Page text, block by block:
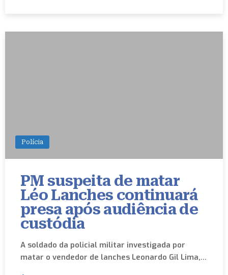
Polícia
PM suspeita de matar
Léo Lanches continuará
presa após audiência de
custódia
A soldado da policial militar investigada por
matar o vendedor de lanches Leonardo Gil Lima,…